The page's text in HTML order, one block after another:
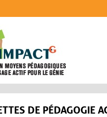
DE PÉDAGOGIE